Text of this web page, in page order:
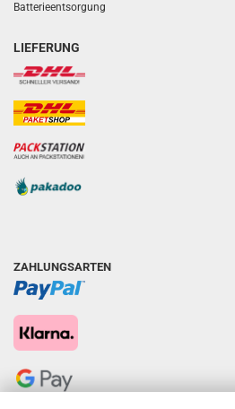
Batterieentsorgung
LIEFERUNG
ZAHLUNGSARTEN